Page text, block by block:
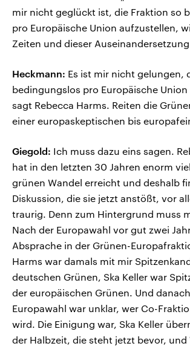
mir nicht geglückt ist, die Fraktion so
pro Europäische Union aufzustellen,
Zeiten und dieser
Heckmann: Es ist mir nicht gelungen,
bedingungslos pro Europäische
sagt Rebecca Harms. Reiten die
einer europaskeptischen bis
Giegold: Ich muss dazu eins sagen.
hat in den letzten 30 Jahren enorm
grünen Wandel erreicht und deshalb
Diskussion, die sie jetzt anstößt, vor
traurig. Denn zum Hintergrund muss
Nach der Europawahl vor gut zwei
Absprache in der Grünen-
Harms war damals mit mir
deutschen Grünen, Ska Keller war
der europäischen Grünen. Und
Europawahl war unklar, wer Co-
wird. Die Einigung war, Ska Keller
der Halbzeit, die steht jetzt bevor, und